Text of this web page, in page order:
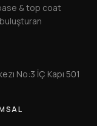
& top coat
No:3 İÇ Kapı 501